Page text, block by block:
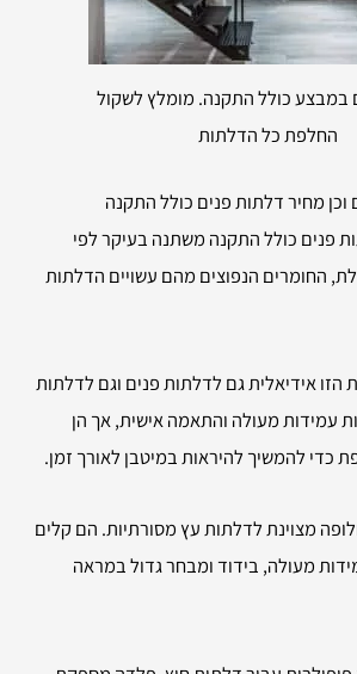
במבצע כולל התקנה. מומלץ לשקול
החלפת כל הדלתות
וכן מחיר דלתות פנים כולל התקנה
פנים כולל התקנה משתנה בעיקר לפי
החומרים הנפוצים מהם עשויים הדלתות
אידיאלית גם לדלתות פנים וגם לדלתות
עמידות מעולה והתאמה אישית, אך הן
כדי להמשיך להיראות במיטבן לאורך זמן.
מצוינת לדלתות עץ מסורתיות. הם קלים
מעולה, בידוד ומבחר גדול במראה